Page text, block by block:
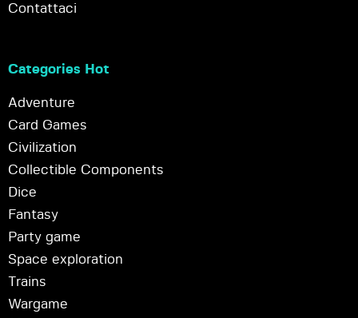
Contattaci
Categories Hot
Adventure
Card Games
Civilization
Collectible Components
Dice
Fantasy
Party game
Space exploration
Trains
Wargame